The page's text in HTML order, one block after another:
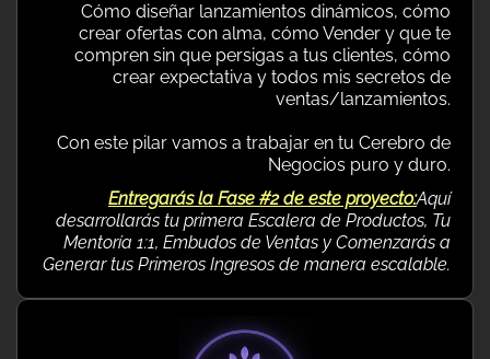
Cómo diseñar lanzamientos dinámicos, cómo
crear ofertas con alma, cómo Vender y que te
compren sin que persigas a tus clientes, cómo
crear expectativa y todos mis secretos de
ventas/lanzamientos.
Con este pilar vamos a trabajar en tu Cerebro de
Negocios puro y duro.
Entregarás la Fase #2 de este proyecto:Aquí
desarrollarás tu primera Escalera de Productos, Tu
Mentoría 1:1, Embudos de Ventas y Comenzarás a
Generar tus Primeros Ingresos de manera escalable.